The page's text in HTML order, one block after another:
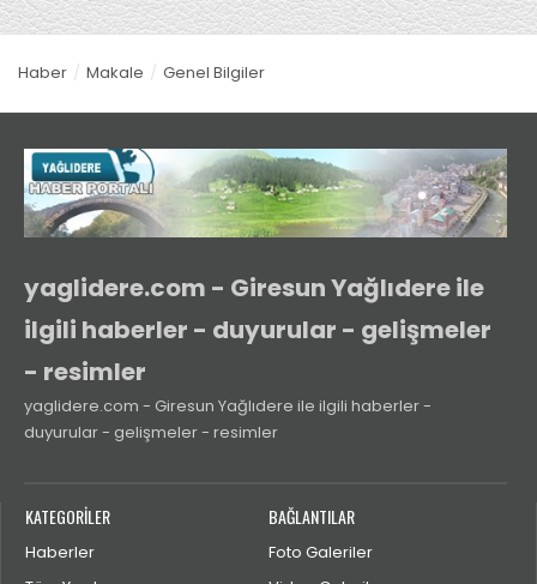
Haber Makale Genel Bilgiler
yaglidere.com - Giresun Yağlıdere ile
ilgili haberler - duyurular - gelişmeler
- resimler
yaglidere.com - Giresun Yağlıdere ile ilgili haberler -
duyurular - gelişmeler - resimler
KATEGORİLER
Haberler
BAĞLANTILAR
Foto Galeriler